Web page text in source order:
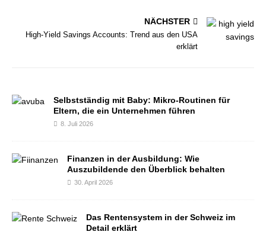
NÄCHSTER
High-Yield Savings Accounts: Trend aus den USA
erklärt
Selbstständig mit Baby: Mikro-Routinen für
Eltern, die ein Unternehmen führen
8. Juli 2026
Finanzen in der Ausbildung: Wie
Auszubildende den Überblick behalten
30. April 2026
Das Rentensystem in der Schweiz im
Detail erklärt